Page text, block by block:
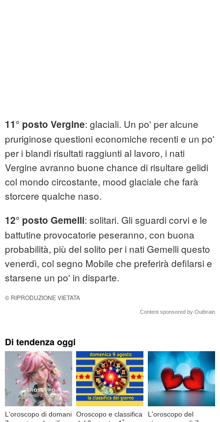
11° posto Vergine: glaciali. Un po' per alcune
pruriginose questioni economiche recenti e un po'
per i blandi risultati raggiunti al lavoro, i nati
Vergine avranno buone chance di risultare gelidi
col mondo circostante, mood glaciale che farà
storcere qualche naso.
12° posto Gemelli: solitari. Gli sguardi corvi e le
battutine provocatorie peseranno, con buona
probabilità, più del solito per i nati Gemelli questo
venerdì, col segno Mobile che preferirà defilarsi e
starsene un po' in disparte.
© RIPRODUZIONE VIETATA
Content sponsored by Outbrain
Di tendenza oggi
L'oroscopo di domani Oroscopo e classifica
L'oroscopo del